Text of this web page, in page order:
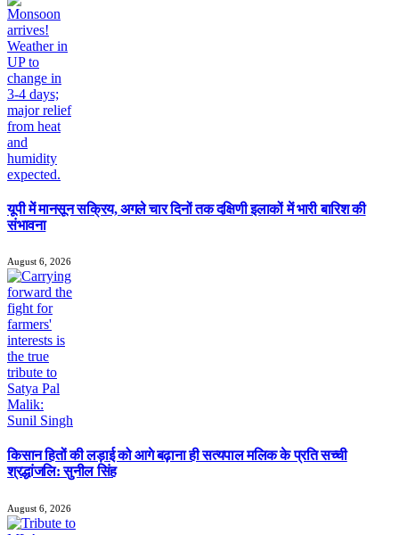
यूपी में मानसून सक्रिय, अगले चार दिनों तक दक्षिणी इलाकों में भारी बारिश की
संभावना
August 6, 2026
किसान हितों की लड़ाई को आगे बढ़ाना ही सत्यपाल मलिक के प्रति सच्ची
श्रद्धांजलि: सुनील सिंह
August 6, 2026